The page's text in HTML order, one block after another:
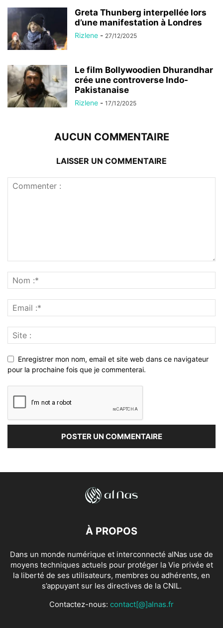
Greta Thunberg interpellée lors
d’une manifestation à Londres
Rizlene - 27/12/2025
Le film Bollywoodien Dhurandhar
crée une controverse Indo-
Pakistanaise
Rizlene - 17/12/2025
AUCUN COMMENTAIRE
LAISSER UN COMMENTAIRE
Enregistrer mon nom, email et site web dans ce navigateur
pour la prochaine fois que je commenterai.
À PROPOS
Dans un monde numérique et interconnecté alNas use de
moyens techniques actuels pour protéger la Vie privée et
la liberté de ses utilisateurs, membres ou adhérents, en
s’appuyant sur les directives de la CNIL.
Contactez-nous: contact[@]alnas.fr